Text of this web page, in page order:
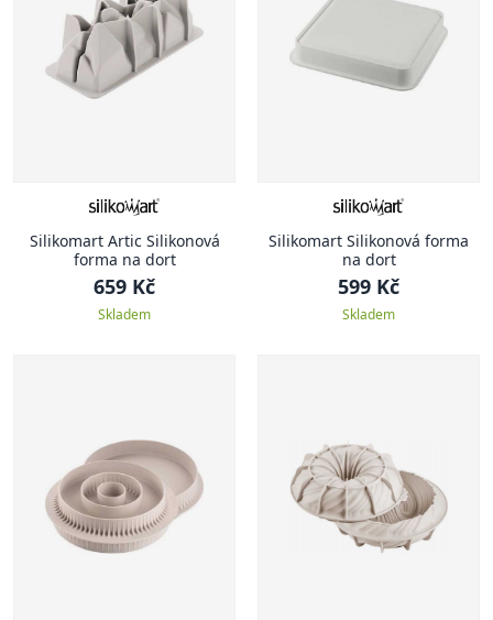
Silikomart Artic Silikonová
forma na dort
659 Kč
Skladem
Silikomart Silikonová forma
na dort
599 Kč
Skladem